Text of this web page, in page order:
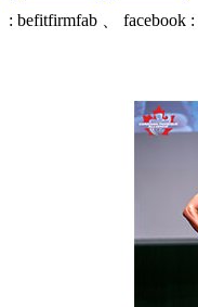
: befitfirmfab 、 facebook